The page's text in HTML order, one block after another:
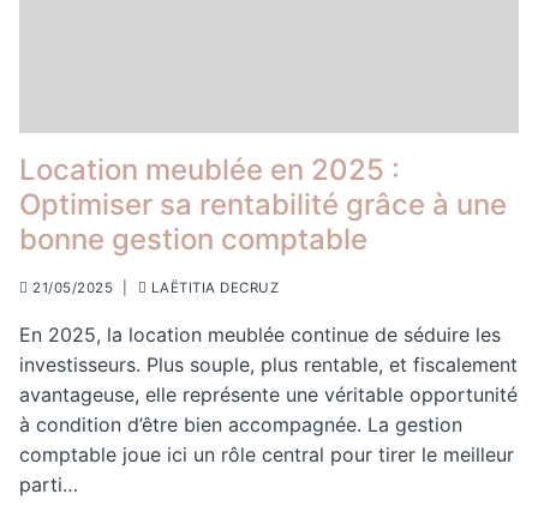
Location meublée en 2025 :
Optimiser sa rentabilité grâce à une
bonne gestion comptable
21/05/2025 LAËTITIA DECRUZ
En 2025, la location meublée continue de séduire les
investisseurs. Plus souple, plus rentable, et fiscalement
avantageuse, elle représente une véritable opportunité
à condition d’être bien accompagnée. La gestion
comptable joue ici un rôle central pour tirer le meilleur
parti…